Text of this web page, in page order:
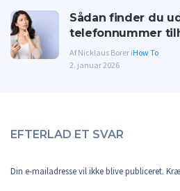
Sådan finder du
telefonnummer
Af Nicklaus Borer iHow To
2. januar 2026
EFTERLAD ET SVAR
Din e-mailadresse vil ikke blive publiceret.